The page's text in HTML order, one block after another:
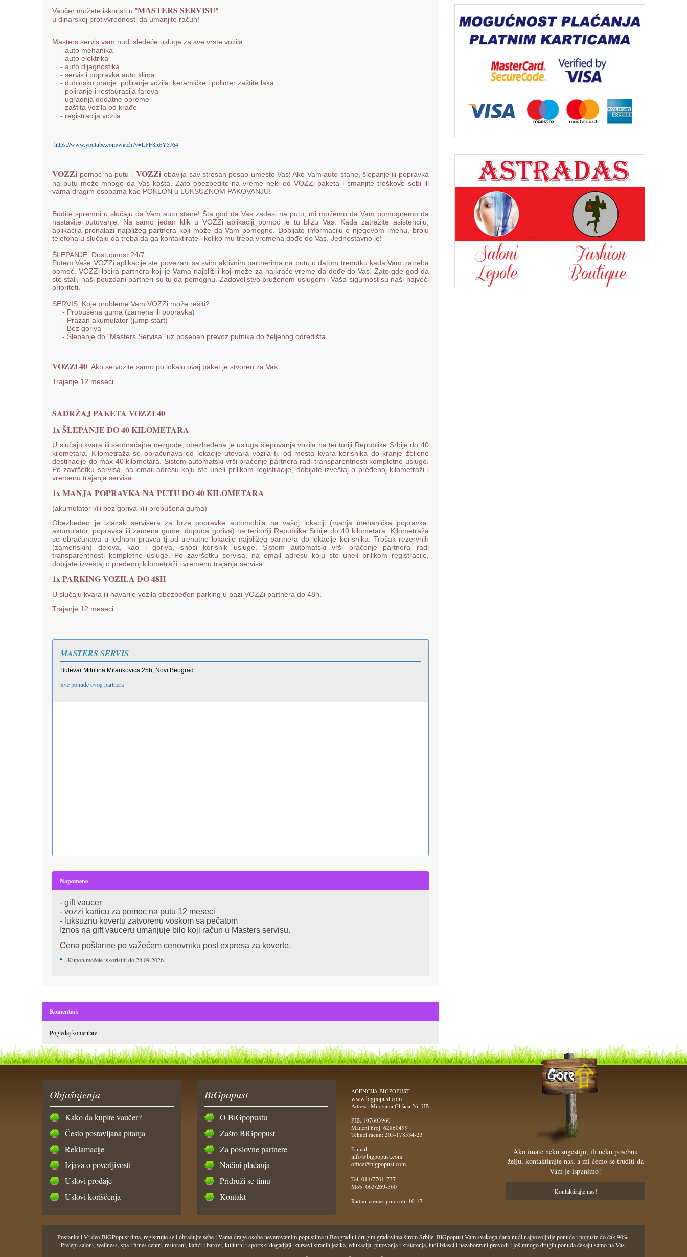
Vaučer možete iskoristi u "МАSTERS SERVISU"
u dinarskoj protivvrednosti da umanjite račun!
Masters servis vam nudi sledeće usluge za sve vrste vozila:
- auto mehanika
- auto elektrika
- auto dijagnostika
- servis i popravka auto klima
- dubinsko pranje, poliranje vozila, keramičke i polimer zaštite laka
- poliranje i restauracija farova
- ugradnja dodatne opreme
- zaštita vozila od krađe
- registracija vozila
https://www.youtube.com/watch?v=LFF85EY5J64
VOZZi pomoć na putu - VOZZiobavlja sav stresan posao umesto Vas! Ako Vam auto stane, šlepanje ili popravka
na putu može mnogo da Vas košta. Zato obezbedite na vreme neki od VOZZi paketa i smanjite troškove sebi ili
vama dragim osobama kao POKLON u LUKSUZNOM PAKOVANJU!
Budite spremni u slučaju da Vam auto stane! Šta god da Vas zadesi na putu, mi možemo da Vam pomognemo da
nastavite putovanje. Na samo jedan klik u VOZZi aplikaciji pomoć je tu blizu Vas. Kada zatražite asistenciju,
aplikacija pronalazi najbližeg partnera koji može da Vam pomogne. Dobijate informaciju o njegovom imenu, broju
telefona u slučaju da treba da ga kontaktirate i koliko mu treba vremena dođe do Vas. Jednostavno je!
ŠLEPANJE: Dostupnost 24/7
Putem Vaše VOZZi aplikacije ste povezani sa svim aktivnim partnerima na putu u datom trenutku kada Vam zatreba
pomoć. VOZZi locira partnera koji je Vama najbliži i koji može za najkraće vreme da dođe do Vas. Zato gde god da
ste stali, naši pouzdani partneri su tu da pomognu. Zadovoljstvo pruženom uslugom i Vaša sigurnost su naši najveći
prioriteti.
SERVIS: Koje probleme Vam VOZZi može rešiti?
- Probušena guma (zamena ili popravka)
- Prazan akumulator (jump start)
- Bez goriva
- Šlepanje do "Masters Servisa" uz poseban prevoz putnika do željenog odredišta
VOZZi 40 Ako se vozite samo po lokalu ovaj paket je stvoren za Vas.
Trajanje 12 meseci.
SADRŽAJ PAKETA VOZZI 40
1x ŠLEPANJE DO 40 KILOMETARA
U slučaju kvara ili saobraćajne nezgode, obezbeđena je usluga šlepovanja vozila na teritoriji Republike Srbije do 40
kilometara. Kilometraža se obračunava od lokacije utovara vozila tj. od mesta kvara korisnika do kranje željene
destinacije do max 40 kilometara. Sistem automatski vrši praćenje partnera radi transparentnosti kompletne usluge.
Po završetku servisa, na email adresu koju ste uneli prilikom registracije, dobijate izveštaj o pređenoj kilometraži i
vremenu trajanja servisa.
1x MANJA POPRAVKA NA PUTU DO 40 KILOMETARA
(akumulator i/ili bez goriva i/ili probušena guma)
Obezbeđen je izlazak servisera za brze popravke automobila na vašoj lokaciji (manja mehanička popravka,
akumulator, popravka ili zamena gume, dopuna goriva) na teritoriji Republike Srbije do 40 kilometara. Kilometraža
se obračunava u jednom pravcu tj od trenutne lokacije najbližeg partnera do lokacije korisnika. Trošak rezervnih
(zamenskih) delova, kao i goriva, snosi korisnik usluge. Sistem automatski vrši praćenje partnera radi
transparentnosti kompletne usluge. Po završetku servisa, na email adresu koju ste uneli prilikom registracije,
dobijate izveštaj o pređenoj kilometraži i vremenu trajanja servisa.
1x PARKING VOZILA DO 48H
U slučaju kvara ili havarije vozila obezbeđen parking u bazi VOZZi partnera do 48h.
Trajanje 12 meseci.
MASTERS SERVIS
Bulevar Milutina Milankovica 25b, Novi Beograd
Sve ponude ovog partnera
Napomene
- gift vaucer
- vozzi karticu za pomoc na putu 12 meseci
- luksuznu kovertu zatvorenu voskom sa pečatom
Iznos na gift vauceru umanjuje bilo koji račun u Masters servisu.
Cena poštarine po važećem cenovniku post expresa za koverte.
Kupon možete iskoristiti do 28.09.2026.
Komentari
Pogledaj komentare
Objašnjenja
Kako da kupite vaučer?
Često postavljana pitanja
Reklamacije
Izjava o poverljivosti
Uslovi prodaje
Uslovi koriščenja
BiGpopust
O BiGpopustu
Zašto BiGpopust
Za poslovne partnere
Načini plaćanja
Pridruži se timu
Kontakt
AGENCIJA BIGPOPUST
www.bigpopust.com
Adresa: Milovana Glišića 26, UB
PIB: 107603960
Maticni broj: 62860499
Tekuci racun: 205-178534-23
E-mail:
info@bigpopust.com
office@bigpopust.com
Tel: 011/7701-737
Mob: 063/269-560
Radno vreme: pon-sub: 10-17
Ako imate neku sugestiju, ili neku posebnu
želju, kontaktirajte nas, a mi ćemo se truditi da
Vam je ispunimo!
Kontaktirajte nas!
Postanite i Vi deo BiGPopust tima, registrujte se i obradujte sebe i Vama drage osobe neverovatnim popustima u Beogradu i drugim gradovima širom Srbije. BiGpopust Vam svakoga dana nudi najpovoljnije ponude i popuste do čak 90%.
Prelepi saloni, wellness, spa i fitnes centri, restorani, kafići i barovi, kulturni i sportski dogadjaji, kursevi stranih jezika, edukacija, putovanja i krstarenja, ludi izlasci i nezaboravni provodi i još mnogo drugih ponuda čekaju samo na Vas.